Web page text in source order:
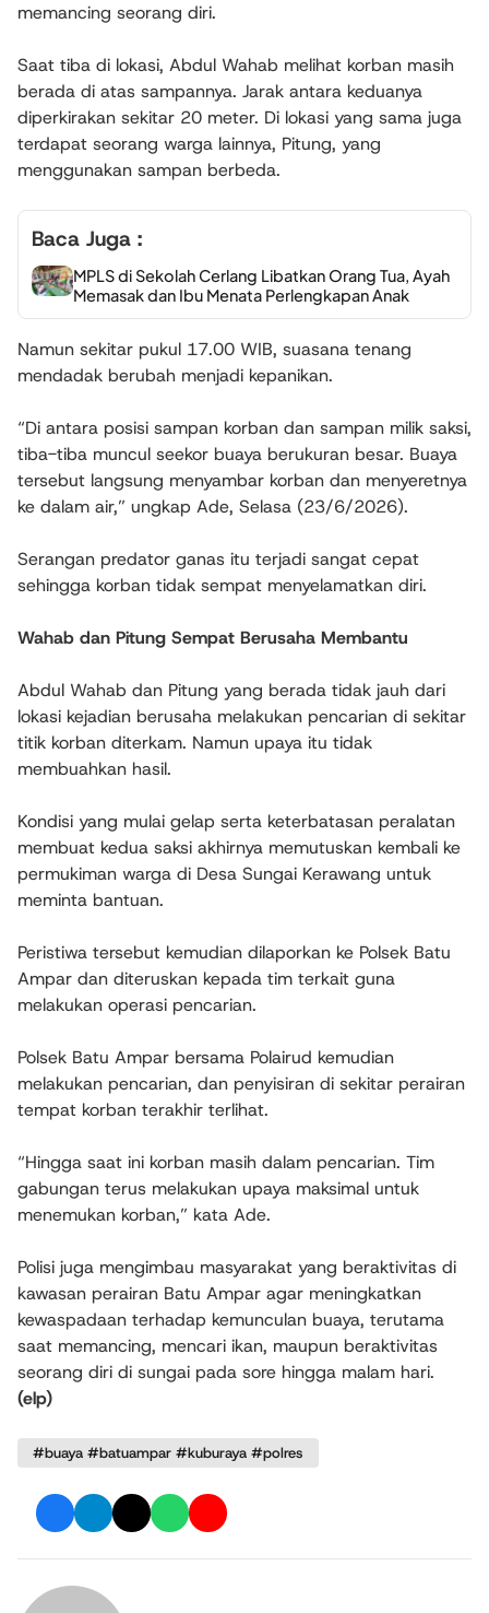
memancing seorang diri.
Saat tiba di lokasi, Abdul Wahab melihat korban masih
berada di atas sampannya. Jarak antara keduanya
diperkirakan sekitar 20 meter. Di lokasi yang sama juga
terdapat seorang warga lainnya, Pitung, yang
menggunakan sampan berbeda.
Baca Juga :
MPLS di Sekolah Cerlang Libatkan Orang Tua, Ayah
Memasak dan Ibu Menata Perlengkapan Anak
Namun sekitar pukul 17.00 WIB, suasana tenang
mendadak berubah menjadi kepanikan.
“Di antara posisi sampan korban dan sampan milik saksi,
tiba-tiba muncul seekor buaya berukuran besar. Buaya
tersebut langsung menyambar korban dan menyeretnya
ke dalam air,” ungkap Ade, Selasa (23/6/2026).
Serangan predator ganas itu terjadi sangat cepat
sehingga korban tidak sempat menyelamatkan diri.
Wahab dan Pitung Sempat Berusaha Membantu
Abdul Wahab dan Pitung yang berada tidak jauh dari
lokasi kejadian berusaha melakukan pencarian di sekitar
titik korban diterkam. Namun upaya itu tidak
membuahkan hasil.
Kondisi yang mulai gelap serta keterbatasan peralatan
membuat kedua saksi akhirnya memutuskan kembali ke
permukiman warga di Desa Sungai Kerawang untuk
meminta bantuan.
Peristiwa tersebut kemudian dilaporkan ke Polsek Batu
Ampar dan diteruskan kepada tim terkait guna
melakukan operasi pencarian.
Polsek Batu Ampar bersama Polairud kemudian
melakukan pencarian, dan penyisiran di sekitar perairan
tempat korban terakhir terlihat.
“Hingga saat ini korban masih dalam pencarian. Tim
gabungan terus melakukan upaya maksimal untuk
menemukan korban,” kata Ade.
Polisi juga mengimbau masyarakat yang beraktivitas di
kawasan perairan Batu Ampar agar meningkatkan
kewaspadaan terhadap kemunculan buaya, terutama
saat memancing, mencari ikan, maupun beraktivitas
seorang diri di sungai pada sore hingga malam hari.
(elp)
#buaya #batuampar #kuburaya #polres